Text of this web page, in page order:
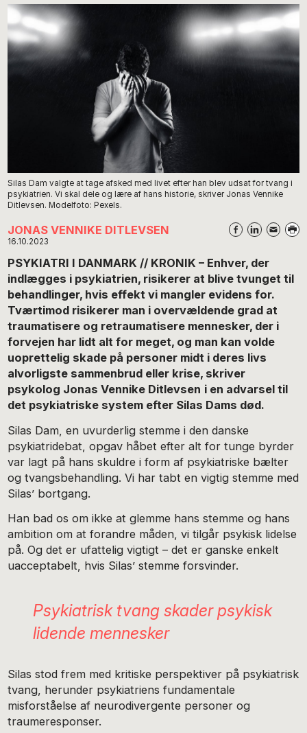
Silas Dam valgte at tage afsked med livet efter han blev udsat for tvang i
psykiatrien. Vi skal dele og lære af hans historie, skriver Jonas Vennike
Ditlevsen. Modelfoto: Pexels.
JONAS VENNIKE DITLEVSEN
16.10.2023
PSYKIATRI I DANMARK // KRONIK – Enhver, der
indlægges i psykiatrien, risikerer at blive tvunget til
behandlinger, hvis effekt vi mangler evidens for.
Tværtimod risikerer man i overvældende grad at
traumatisere og retraumatisere mennesker, der i
forvejen har lidt alt for meget, og man kan volde
uoprettelig skade på personer midt i deres livs
alvorligste sammenbrud eller krise, skriver
psykolog Jonas Vennike Ditlevsen i en advarsel til
det psykiatriske system efter Silas Dams død.
Silas Dam, en uvurderlig stemme i den danske
psykiatridebat, opgav håbet efter alt for tunge byrder
var lagt på hans skuldre i form af psykiatriske bælter
og tvangsbehandling. Vi har tabt en vigtig stemme med
Silas’ bortgang.
Han bad os om ikke at glemme hans stemme og hans
ambition om at forandre måden, vi tilgår psykisk lidelse
på. Og det er ufattelig vigtigt – det er ganske enkelt
uacceptabelt, hvis Silas’ stemme forsvinder.
Psykiatrisk tvang skader psykisk
lidende mennesker
Silas stod frem med kritiske perspektiver på psykiatrisk
tvang, herunder psykiatriens fundamentale
misforståelse af neurodivergente personer og
traumeresponser.